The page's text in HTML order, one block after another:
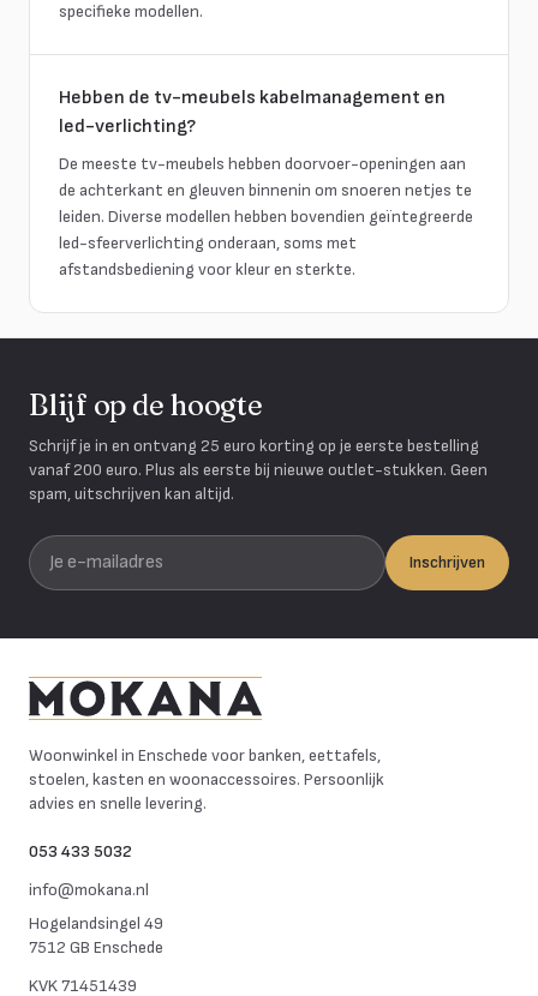
specifieke modellen.
Hebben de tv-meubels kabelmanagement en
led-verlichting?
De meeste tv-meubels hebben doorvoer-openingen aan
de achterkant en gleuven binnenin om snoeren netjes te
leiden. Diverse modellen hebben bovendien geïntegreerde
led-sfeerverlichting onderaan, soms met
afstandsbediening voor kleur en sterkte.
Blijf op de hoogte
Schrijf je in en ontvang 25 euro korting op je eerste bestelling
vanaf 200 euro. Plus als eerste bij nieuwe outlet-stukken. Geen
spam, uitschrijven kan altijd.
Je e-mailadres
Inschrijven
Woonwinkel in Enschede voor banken, eettafels,
stoelen, kasten en woonaccessoires. Persoonlijk
advies en snelle levering.
053 433 5032
info@mokana.nl
Hogelandsingel 49
7512 GB Enschede
KVK71451439